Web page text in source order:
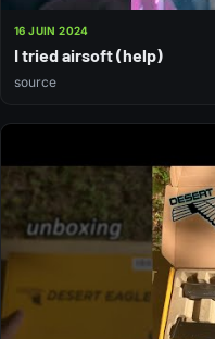
16 JUIN 2024
I tried airsoft (help)
source